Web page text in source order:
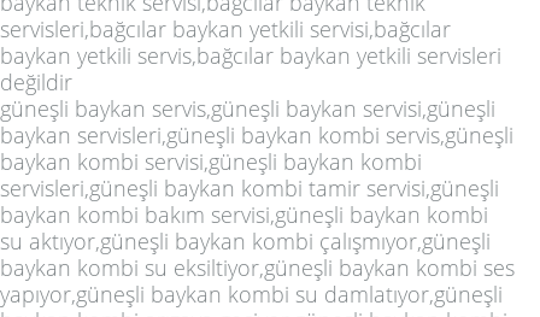
servisleri,bağcılar baykan yetkili servisi,bağcılar
baykan yetkili servis,bağcılar baykan yetkili servisleri
değildir
güneşli baykan servis,güneşli baykan servisi,güneşli
baykan servisleri,güneşli baykan kombi servis,güneşli
baykan kombi servisi,güneşli baykan kombi
servisleri,güneşli baykan kombi tamir servisi,güneşli
baykan kombi bakım servisi,güneşli baykan kombi
su aktıyor,güneşli baykan kombi çalışmıyor,güneşli
baykan kombi su eksiltiyor,güneşli baykan kombi ses
yapıyor,güneşli baykan kombi su damlatıyor,güneşli